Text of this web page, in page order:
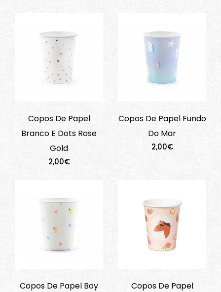
Copos De Papel
Branco E Dots Rose
Gold
2,00€
Copos De Papel Fundo
Do Mar
2,00€
Copos De Papel Boy
Copos De Papel